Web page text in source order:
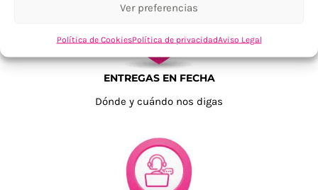
Ver preferencias
Política de CookiesPolítica de privacidadAviso Legal
ENTREGAS EN FECHA
Dónde y cuándo nos digas